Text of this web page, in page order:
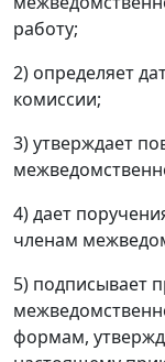
работу;
2) определяет
комиссии;
3) утверждает
4) дает
членам
5) подписывает
формам,